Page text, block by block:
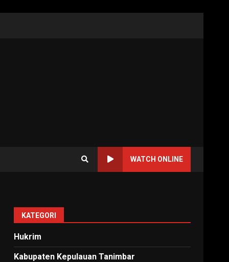
WATCH ONLINE
KATEGORI
Hukrim
Kabupaten Kepulauan Tanimbar